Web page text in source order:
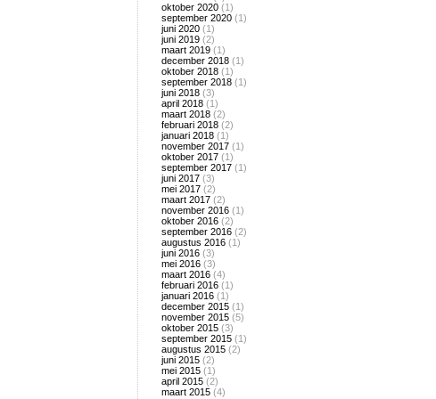
oktober 2020 (1)
september 2020 (1)
juni 2020 (1)
juni 2019 (2)
maart 2019 (1)
december 2018 (1)
oktober 2018 (1)
september 2018 (1)
juni 2018 (3)
april 2018 (1)
maart 2018 (2)
februari 2018 (2)
januari 2018 (1)
november 2017 (1)
oktober 2017 (1)
september 2017 (1)
juni 2017 (3)
mei 2017 (2)
maart 2017 (2)
november 2016 (1)
oktober 2016 (2)
september 2016 (2)
augustus 2016 (1)
juni 2016 (3)
mei 2016 (3)
maart 2016 (4)
februari 2016 (1)
januari 2016 (1)
december 2015 (1)
november 2015 (5)
oktober 2015 (3)
september 2015 (1)
augustus 2015 (2)
juni 2015 (2)
mei 2015 (1)
april 2015 (2)
maart 2015 (4)